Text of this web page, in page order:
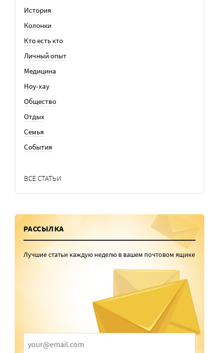
История
Колонки
Кто есть кто
Личный опыт
Медицина
Ноу-хау
Общество
Отдых
Семья
События
ВСЕ СТАТЬИ
РАССЫЛКА
Лучшие статьи каждую неделю в вашем почтовом ящике